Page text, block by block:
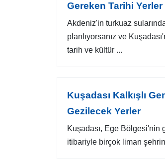
Gereken Tarihi Yerler
Akdeniz'in turkuaz
planlıyorsanız ve
tarih ve kültür ...
Kuşadası Kalkışlı
Gezilecek Yerler
Kuşadası, Ege
itibariyle birçok liman